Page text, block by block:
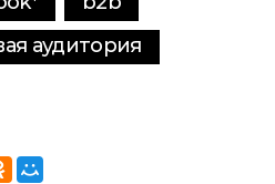
аудитория